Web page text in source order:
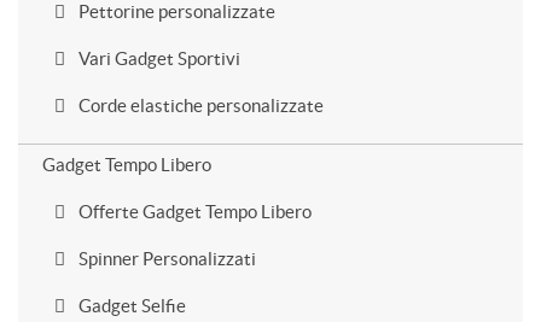
Pettorine personalizzate
Vari Gadget Sportivi
Corde elastiche personalizzate
Gadget Tempo Libero
Offerte Gadget Tempo Libero
Spinner Personalizzati
Gadget Selfie